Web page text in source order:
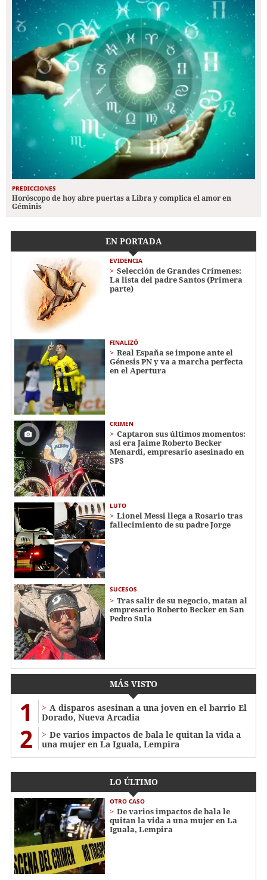
PREDICCIONES
Horóscopo de hoy abre puertas a Libra y complica el amor en
Géminis
EN PORTADA
EVIDENCIA
Selección de Grandes Crímenes:
La lista del padre Santos (Primera
parte)
FINALIZÓ
Real España se impone ante el
Génesis PN y va a marcha perfecta
en el Apertura
CRIMEN
Captaron sus últimos momentos:
así era Jaime Roberto Becker
Menardi​​​, empresario asesinado en
SPS
LUTO
Lionel Messi llega a Rosario tras
fallecimiento de su padre Jorge
SUCESOS
Tras salir de su negocio, matan al
empresario Roberto Becker en San
Pedro Sula
MÁS VISTO
1
A disparos asesinan a una joven en el barrio El
Dorado, Nueva Arcadia
2
De varios impactos de bala le quitan la vida a
una mujer en La Iguala, Lempira
LO ÚLTIMO
OTRO CASO
De varios impactos de bala le
quitan la vida a una mujer en La
Iguala, Lempira